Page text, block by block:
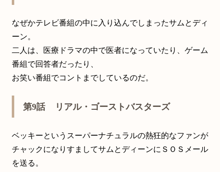
なぜかテレビ番組の中に入り込んでしまったサムとディ
ーン。
二人は、医療ドラマの中で医者になっていたり、ゲーム
番組で回答者だったり、
お笑い番組でコントまでしているのだ。
第9話 リアル・ゴーストバスターズ
ベッキーというスーパーナチュラルの熱狂的なファンが
チャックになりすましてサムとディーンにＳＯＳメール
を送る。